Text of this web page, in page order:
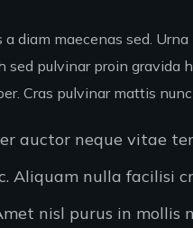
diam maecenas sed.
pulvinar proin gravida
Cras pulvinar mattis
auctor neque vitae
Aliquam nulla facilisi
nisl purus in mollis